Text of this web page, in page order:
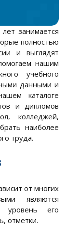
занимается
полностью
и выглядят
нашим
учебного
данными и
каталоге
и дипломов
колледжей,
наиболее
труда.
от многих
являются
уровень его
отметки.